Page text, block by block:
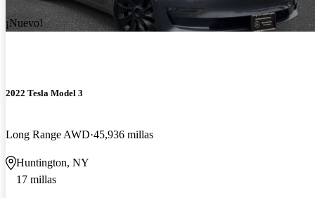
¡Nuevo!
2022 Tesla Model 3
Long Range AWD 45,936 millas
Huntington, NY
17 millas